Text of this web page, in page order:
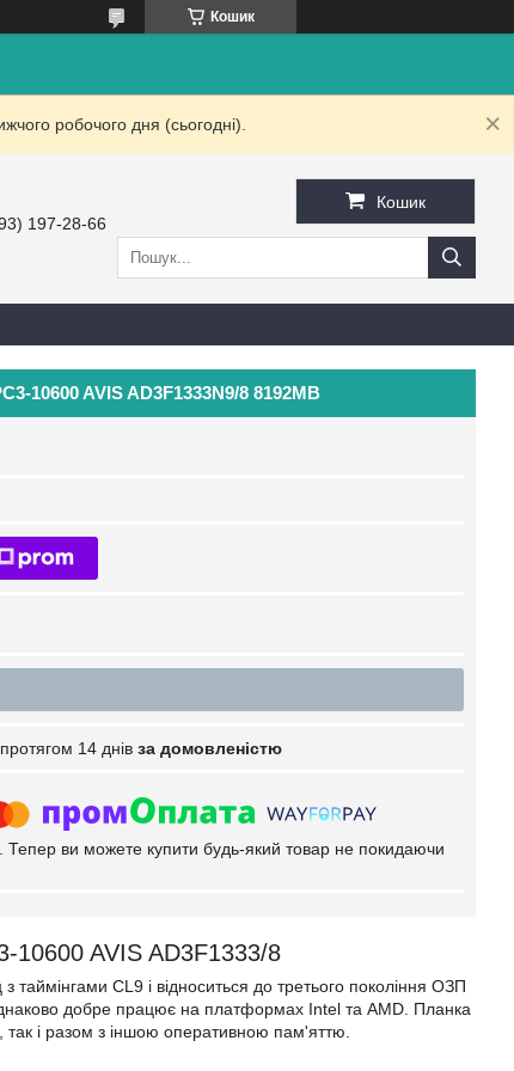
Кошик
робочого дня (сьогодні).
197-28-66
Кошик
10600 AVIS AD3F1333N9/8 8192MB
14 днів за домовленістю
Тепер ви можете купити будь-який товар не покидаючи
AVIS AD3F1333/8
CL9 і відноситься до третього покоління ОЗП
добре працює на платформах Intel та AMD. Планка
так і разом з іншою оперативною пам'яттю.